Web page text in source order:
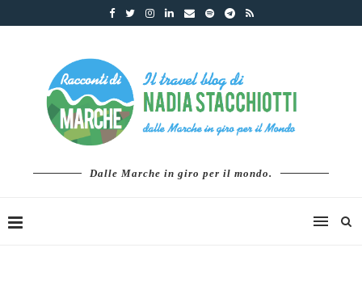
Dalle Marche in giro per il mondo.